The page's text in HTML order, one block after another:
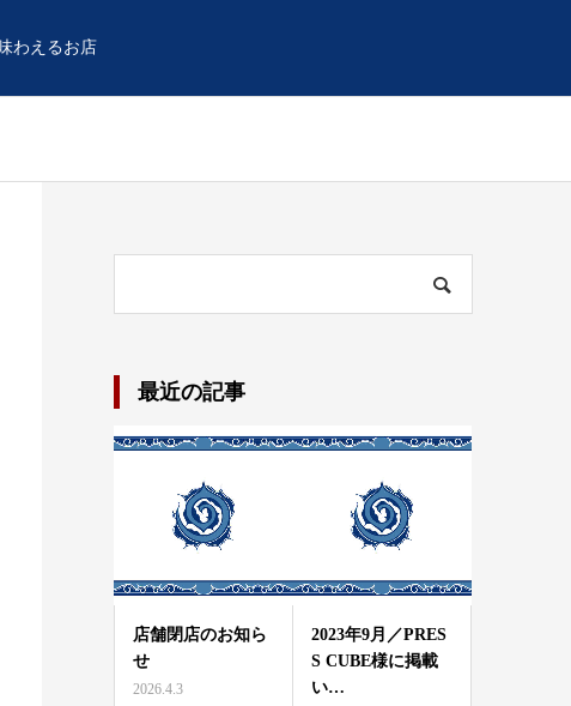
わえるお店
最近の記事
店舗閉店のお知ら
せ
2026.4.3
2023年9月／PRES
S CUBE様に掲載
い…